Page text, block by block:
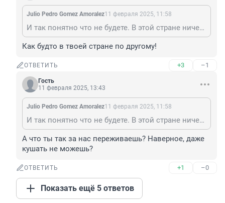
Julio Pedro Gomez Amoralez11 февраля 2025, 11:58
И так понятно что не будете. В этой стране ничего не понижается кроме реальных доходов, качества продуктов и электроники в магазинах и возраста мобилизации.
Как будто в твоей стране по другому!
ОТВЕТИТЬ +3 –1
Гость
11 февраля 2025, 13:43
Julio Pedro Gomez Amoralez11 февраля 2025, 11:58
И так понятно что не будете. В этой стране ничего не понижается кроме реальных доходов, качества продуктов и электроники в магазинах и возраста мобилизации.
А что ты так за нас переживаешь? Наверное, даже
кушать не можешь?
ОТВЕТИТЬ +1 –0
Показать ещё 5 ответов